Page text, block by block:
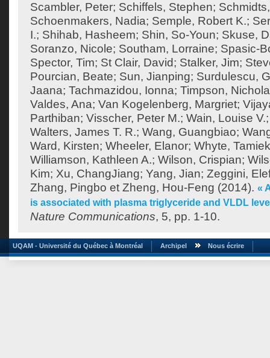
Scambler, Peter; Schiffels, Stephen;
Schoenmakers, Nadia; Semple, Robert K.;
I.; Shihab, Hasheem; Shin, So-Youn; Skuse,
Soranzo, Nicole; Southam, Lorraine; Spasic-
Spector, Tim; St Clair, David; Stalker, Jim;
Pourcian, Beate; Sun, Jianping; Surdulescu,
Jaana; Tachmazidou, Ionna; Timpson,
Valdes, Ana; Van Kogelenberg, Margriet;
Parthiban; Visscher, Peter M.; Wain, Louise V.
Walters, James T. R.; Wang, Guangbiao;
Ward, Kirsten; Wheeler, Elanor; Whyte,
Williamson, Kathleen A.; Wilson, Crispian;
Kim; Xu, ChangJiang; Yang, Jian; Zeggini,
Zhang, Pingbo et Zheng, Hou-Feng (2014). «
is associated with plasma triglyceride and VLDL
Nature Communications, 5, pp. 1-10.
UQAM - Université du Québec à Montréal Archipel Nous écrire